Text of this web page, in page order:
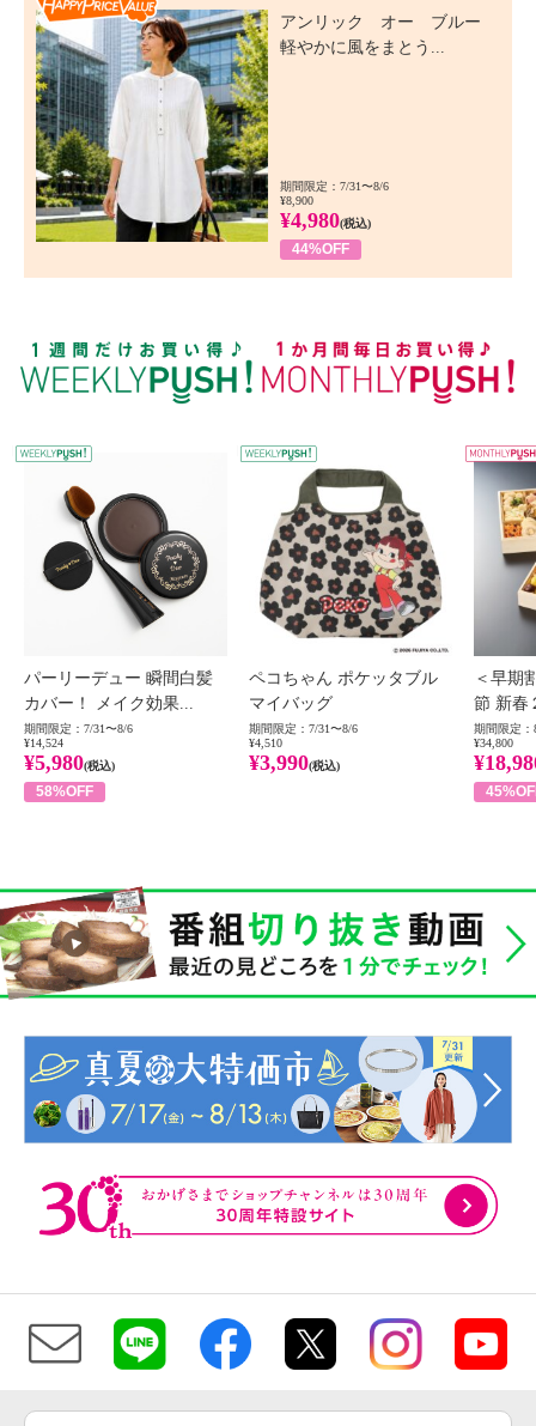
アンリック オー ブルー
軽やかに風をまとう...
期間限定：7/31〜8/6
¥8,900
¥4,980(税込)
44%OFF
WEEKLY PUSH
パーリーデュー 瞬間白髪
カバー！ メイク効果...
期間限定：7/31〜8/6
¥14,524
¥5,980(税込)
58%OFF
ペコちゃん ポケッタブル
マイバッグ
期間限定：7/31〜8/6
¥4,510
¥3,990(税込)
＜早期
節 新春
期間限定：
¥34,800